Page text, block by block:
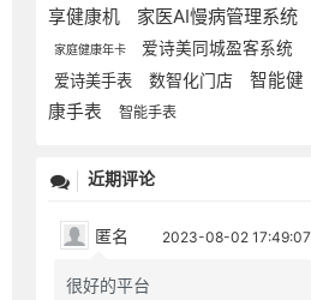
享健康机
家医AI慢病管理系统
家庭健康年卡
爱诗美同城盈客系统
爱诗美手表
数智化门店
智能健
康手表
智能手表
近期评论
匿名 2023-08-02 17:49:07
很好的平台